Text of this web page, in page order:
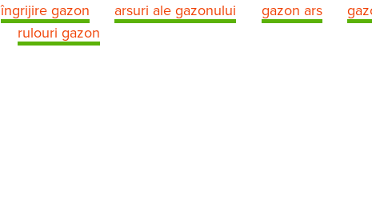
îngrijire gazon arsuri ale gazonului gazon ars
rulouri gazon